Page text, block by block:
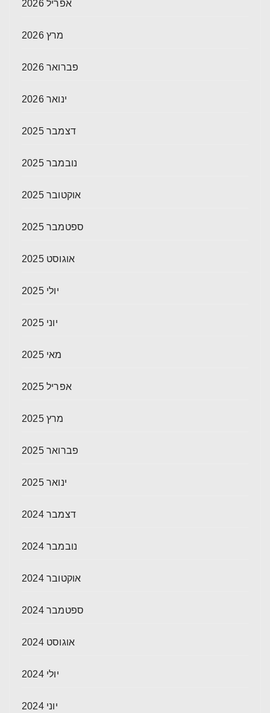
אפריל 2026
מרץ 2026
פברואר 2026
ינואר 2026
דצמבר 2025
נובמבר 2025
אוקטובר 2025
ספטמבר 2025
אוגוסט 2025
יולי 2025
יוני 2025
מאי 2025
אפריל 2025
מרץ 2025
פברואר 2025
ינואר 2025
דצמבר 2024
נובמבר 2024
אוקטובר 2024
ספטמבר 2024
אוגוסט 2024
יולי 2024
יוני 2024